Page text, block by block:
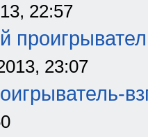
22:57
23:07